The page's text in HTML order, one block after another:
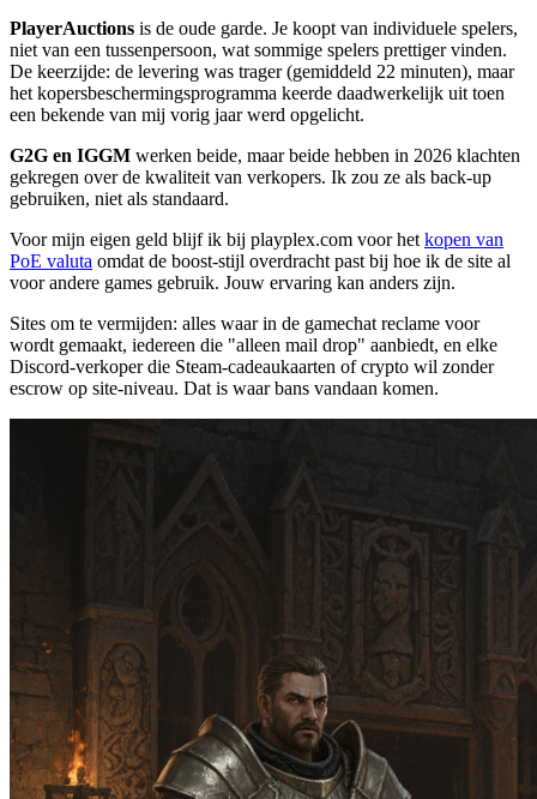
PlayerAuctions is de oude garde. Je koopt van individuele spelers,
niet van een tussenpersoon, wat sommige spelers prettiger vinden.
De keerzijde: de levering was trager (gemiddeld 22 minuten), maar
het kopersbeschermingsprogramma keerde daadwerkelijk uit toen
een bekende van mij vorig jaar werd opgelicht.
G2G en IGGM werken beide, maar beide hebben in 2026 klachten
gekregen over de kwaliteit van verkopers. Ik zou ze als back-up
gebruiken, niet als standaard.
Voor mijn eigen geld blijf ik bij playplex.com voor het kopen van
PoE valuta omdat de boost-stijl overdracht past bij hoe ik de site al
voor andere games gebruik. Jouw ervaring kan anders zijn.
Sites om te vermijden: alles waar in de gamechat reclame voor
wordt gemaakt, iedereen die "alleen mail drop" aanbiedt, en elke
Discord-verkoper die Steam-cadeaukaarten of crypto wil zonder
escrow op site-niveau. Dat is waar bans vandaan komen.